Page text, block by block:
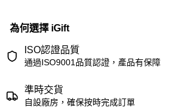
為何選擇 iGift
ISO認證品質
通過ISO9001品質認證，產品有保障
準時交貨
自設廠房，確保按時完成訂單